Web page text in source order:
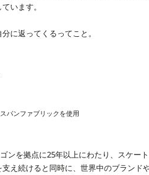
います。
に返ってくるってこと。
パンファブリックを使用
ンを拠点に25年以上にわたり、スケ
え続けると同時に、世界中のブラン